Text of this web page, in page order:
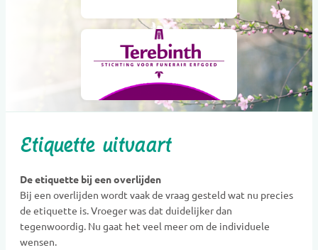
Etiquette uitvaart
De etiquette bij een overlijden
Bij een overlijden wordt vaak de vraag gesteld wat nu precies
de etiquette is. Vroeger was dat duidelijker dan
tegenwoordig. Nu gaat het veel meer om de individuele
wensen.